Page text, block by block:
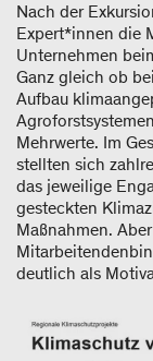
Nach der
Expert*innen die
Unternehmen
Ganz gleich ob
Aufbau
Mehrwerte. Im
stellten sich
das jeweilige
gesteckten
Maßnahmen.
deutlich als